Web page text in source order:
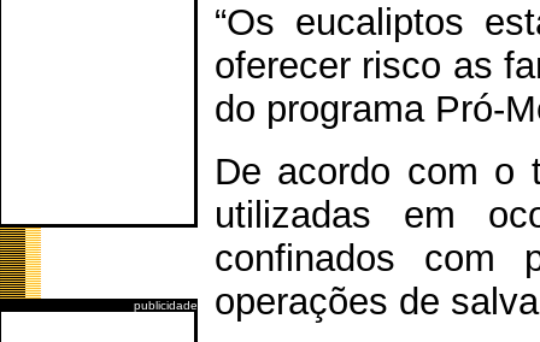
publicidade
“Os eucaliptos
oferecer risco as
do programa Pró-
De acordo com o
utilizadas em
confinados com
operações de